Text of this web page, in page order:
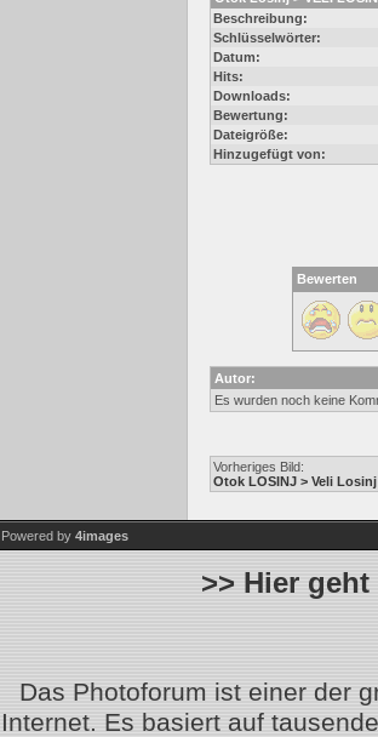
Beschreibung:
Schlüsselwörter:
Datum:
Hits:
Downloads:
Bewertung:
Dateigröße:
Hinzugefügt von:
Bewerten
Autor:
Es wurden noch keine
Vorheriges Bild:
Otok LOSINJ > Veli
Powered by 4images
>> Hier
Das Photoforum ist einer der
Internet. Es basiert auf